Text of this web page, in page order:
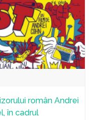
român Andrei
în cadrul